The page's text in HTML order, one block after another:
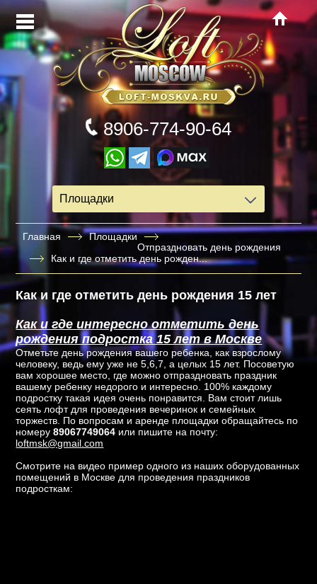
8906-774-90-64
Площадки
Главная
Площадки
Отпраздновать день рождения
Как и где отметить день рожден...
Как и где отметить день рождения 15 лет
Как и где интересно отметить день
рождения подростка 15 лет в Москве
Отметьте день рождения вашего ребенка, как взрослому
человеку, ведь ему уже не 5,6,7, а целых 15 лет. Посоветую
вам хорошее место, где можно отпраздновать праздник
вашему ребенку недорого и интересно. 100% каждому
подростку такая идея очень понравится. Вам стоит лишь
сеять лофт для проведения вечеринок и семейных
торжеств. По вопросам и аренде площадки обращайтесь по
номеру89067749064 или пишите на почту:
loftmsk@gmail.com
Смотрите на видео пример одного из наших оборудованных
помещений в Москве для проведения праздников
подросткам: